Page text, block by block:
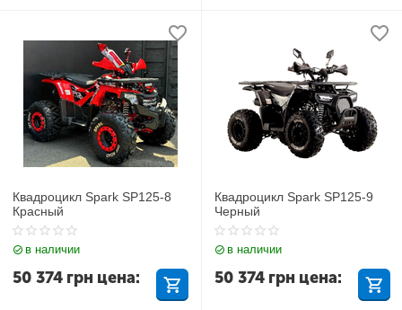
Квадроцикл Spark SP125-8
Красный
в наличии
50 374 грн цена:
Квадроцикл Spark SP125-9
Черный
в наличии
50 374 грн цена: